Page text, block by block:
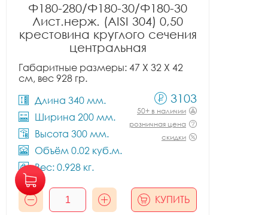
Ф180-280/Ф180-30/Ф180-30
Лист.нерж. (AISI 304) 0,50
крестовина круглого сечения
центральная
Габаритные размеры: 47 X 32 X 42
см, вес 928 гр.
Длина 340 мм.
Ширина 200 мм.
Высота 300 мм.
Объём 0.02 куб.м.
Вес: 0.928 кг.
3103
50+ в наличии
розничная цена
скидки
КУПИТЬ